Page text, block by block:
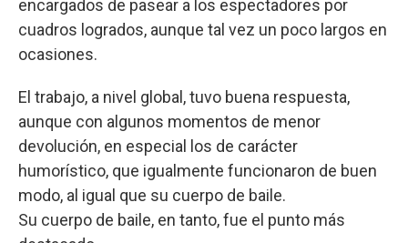
encargados de pasear a los espectadores por
cuadros logrados, aunque tal vez un poco largos en
ocasiones.
El trabajo, a nivel global, tuvo buena respuesta,
aunque con algunos momentos de menor
devolución, en especial los de carácter
humorístico, que igualmente funcionaron de buen
modo, al igual que su cuerpo de baile.
Su cuerpo de baile, en tanto, fue el punto más